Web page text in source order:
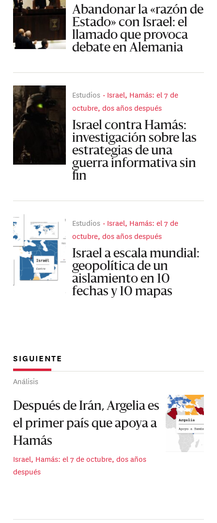
Abandonar la «razón de
Estado» con Israel: el
llamado que provoca
debate en Alemania
Estudios
Israel, Hamás: el 7 de
octubre, dos años después
Israel contra Hamás:
investigación sobre las
estrategias de una
guerra informativa sin
fin
Estudios
Israel, Hamás: el 7 de
octubre, dos años después
Israel a escala mundial:
geopolítica de un
aislamiento en 10
fechas y 10 mapas
SIGUIENTE
Análisis
Después de Irán, Argelia es
el primer país que apoya a
Hamás
Israel, Hamás: el 7 de octubre, dos años
después